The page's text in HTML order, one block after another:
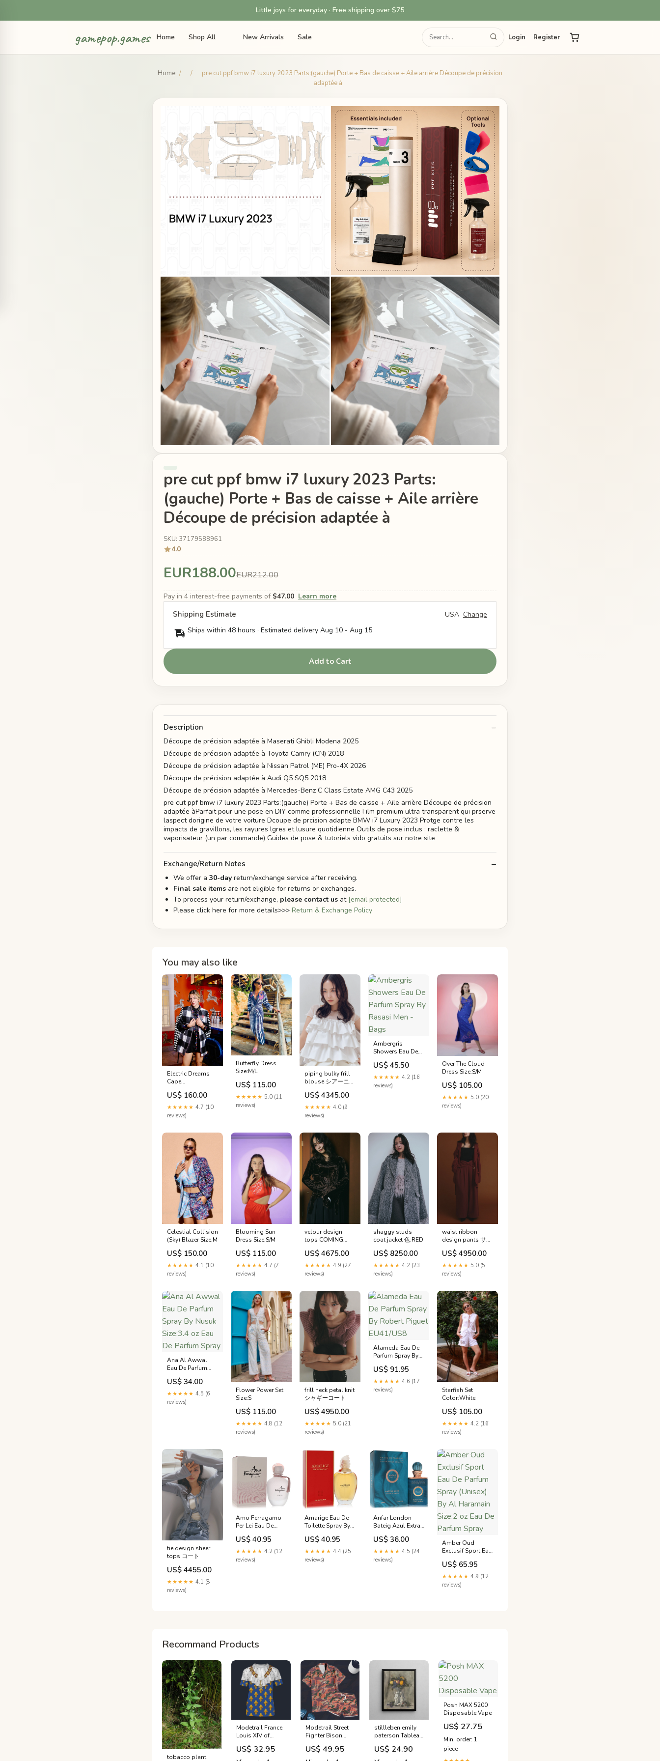
Little joys for everyday · Free shipping over $75
gamepop.games Home Shop All New Arrivals Sale Login Register
Home / /
pre cut ppf bmw i7 luxury 2023 Parts:(gauche) Porte + Bas de caisse + Aile arrière Découpe de précision
adaptée à
pre cut ppf bmw i7 luxury 2023 Parts:
(gauche) Porte + Bas de caisse + Aile arrière
Découpe de précision adaptée à
SKU: 37179588961
4.0
EUR188.00EUR212.00
Pay in 4 interest-free payments of $47.00 Learn more
Shipping Estimate USA Change
Ships within 48 hours · Estimated delivery Aug 10 - Aug 15
Add to Cart
Description
Découpe de précision adaptée à Maserati Ghibli Modena 2025
Découpe de précision adaptée à Toyota Camry (CN) 2018
Découpe de précision adaptée à Nissan Patrol (ME) Pro-4X 2026
Découpe de précision adaptée à Audi Q5 SQ5 2018
Découpe de précision adaptée à Mercedes-Benz C Class Estate AMG C43 2025
pre cut ppf bmw i7 luxury 2023 Parts:(gauche) Porte + Bas de caisse + Aile arrière Découpe de précision
adaptée àParfait pour une pose en DIY comme professionnelle Film premium ultra transparent qui prserve
laspect dorigine de votre voiture Dcoupe de prcision adapte BMW i7 Luxury 2023 Protge contre les
impacts de gravillons, les rayures lgres et lusure quotidienne Outils de pose inclus : raclette &
vaporisateur (un par commande) Guides de pose & tutoriels vido gratuits sur notre site
Exchange/Return Notes
We offer a 30-day return/exchange service after receiving.
Final sale items are not eligible for returns or exchanges.
To process your return/exchange, please contact us at [email protected]
Please click here for more details>>> Return & Exchange Policy
You may also like
Electric Dreams
Cape
(houndstooth)
Size:S
US$ 160.00
★★★★★ 4.7 (10
reviews)
Butterfly Dress
Size:M/L
US$ 115.00
★★★★★ 5.0 (11
reviews)
piping bulky frill
blouse シアーニッ
US$ 4345.00
★★★★★ 4.0 (9
reviews)
Ambergris
Showers Eau De
Parfum Spray By
Rasasi Men -
Bags
US$ 45.50
★★★★★ 4.2 (16
reviews)
Over The Cloud
Dress Size:S/M
US$ 105.00
★★★★★ 5.0 (20
reviews)
Celestial Collision
(Sky) Blazer Size:M
US$ 150.00
★★★★★ 4.1 (10
reviews)
Blooming Sun
Dress Size:S/M
US$ 115.00
★★★★★ 4.7 (7
reviews)
velour design
tops COMING
SOON
US$ 4675.00
★★★★★ 4.9 (27
reviews)
shaggy studs
coat jacket 色:RED
US$ 8250.00
★★★★★ 4.2 (23
reviews)
waist ribbon
design pants サイ
US$ 4950.00
★★★★★ 5.0 (5
reviews)
Ana Al Awwal
Eau De Parfum
Spray By Nusuk
Size:3.4 oz Eau De
Parfum Spray
US$ 34.00
★★★★★ 4.5 (6
reviews)
Flower Power Set
Size:S
US$ 115.00
★★★★★ 4.8 (12
reviews)
frill neck petal knit
シャギーコート
US$ 4950.00
★★★★★ 5.0 (21
reviews)
Alameda Eau De
Parfum Spray By
Robert Piguet
EU41/US8
US$ 91.95
★★★★★ 4.6 (17
reviews)
Starfish Set
Color:White
US$ 105.00
★★★★★ 4.2 (16
reviews)
tie design sheer
tops コート
US$ 4455.00
★★★★★ 4.1 (8
reviews)
Amo Ferragamo
Per Lei Eau De
Parfum Spray By
Salvatore
Ferragamo
Size:3.4 oz Eau De
Parfum Spray
US$ 40.95
★★★★★ 4.2 (12
reviews)
Amarige Eau De
Toilette Spray By
Givenchy
Handbags -
Women - Bags
US$ 40.95
★★★★★ 4.4 (25
reviews)
Anfar London
Bateig Azul Extrait
De Parfum Spray
By Anfar
EU40/US9.5
US$ 36.00
★★★★★ 4.5 (24
reviews)
Amber Oud
Exclusif Sport Eau
De Parfum Spray
(Unisex) By Al
Haramain Size:2
oz Eau De Parfum
US$ 65.95
★★★★★ 4.9 (12
reviews)
Recommand Products
tobacco plant
Modetrail France
Louis XIV of
France in
Coronation
Robes T-shirt
US$ 32.95
Modetrail Street
Fighter Bison
Shock Trooper
Movie CAMO
Outfit Hawaiian
US$ 49.95
stillleben emily
paterson Tableau
déco
US$ 24.90
Posh MAX 5200
Disposable Vape
US$ 27.75
Min. order: 1
piece